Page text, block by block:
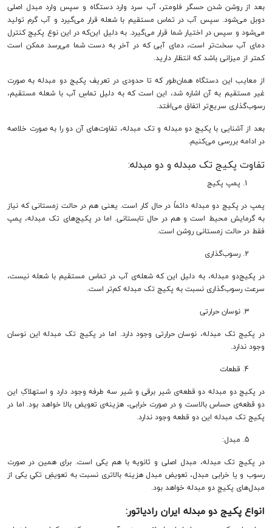
بعد از روشن شدن حسگر فلومتر، آب سرد وارد دستگاه و سپس وارد مبدل اصلی
دوبل می‌شود. سپس آب در تماس مستقیم با شعله قرار می‌گیرد و آب گرم تولید
می‌شود و سپس در اختیار شما قرار می‌گیرد. به دلیل این‌که در این نوع پکیج کنترل
دمای آب سخت‌تر است، دمای آبی که در آخر به دست شما می‌رسد ممکن است
کمتر از میزانی باشد که انتظار دارید.
از معایب این دستگاه همان‌طور که تا حدودی در تعریف پکیج دو مبدله به صورت
غیر مستقیم به آن اشاره شد، این است که به دلیل تماسِ آب با شعله مستقیم،
رسوب‌گذاری سریع‌تر اتفاق می‌افتد.
بعد از آشنایی با پکیج دو مبدله و تک مبدله، تفاوت‌های آن‌ دو را به صورت خلاصه
در ادامه بررسی می‌کنیم.
تفاوت پکیج تک مبدله و دو مبدله:
پمپ پکیج
پمپ در پکیج دو مبدله دائماً در حال کار است. یعنی هم در حالت زمستانی که نیاز
به گرمایش محیط است و هم در حال تابستانی. اما در پکیج‌های تک مبدله، پمپ
فقط در حالت زمستانی روشن است.
در پکیج‌دو مبدله، به دلیل‌ این که شعله‌ی آب در تماس مستقیم با شعله نیست،
سرعت رسوب‌گذاری نسبت به پکیج تک مبدله کم‌تر است.
نوسان حرارتی
در پکیج تک مبدله، نوسان حرارتی وجود دارد. اما در پکیج تک مبدله این نوسان
وجود ندارد.
قطعات
در پکیج دو مبدله دو قطعه‌ی شیر برقی و شیر سه طرفه وجود دارد و استهلاکِ این
دو قطعه‌ی حساس بالاست و در صورت خرابی، هزینه‌ی تعویض بالا خواهد بود. اما در
پکیج تک مبدله این دو قطعه وجود ندارد.
مبدل:
در پکیج تک مبدله، مبدل اصلی و ثانویه با هم یکی است. برای همین در صورت
رسوب و یا خرابی مبدل، تعویض مبدل هزینه بالاتری نسبت به تعویضِ تکیِ یکی از
مبدل‌های پکیجِ دو مبدله خواهد بود.
انواع پکیج دو مبدله ایران رادیاتور: